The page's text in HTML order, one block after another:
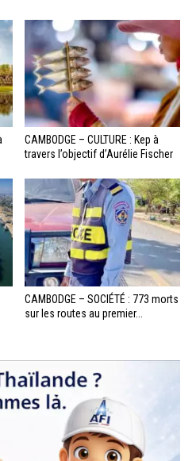
CAMBODGE – CULTURE : Kep à
travers l’objectif d’Aurélie Fischer
CAMBODGE – SOCIÉTÉ : 773 morts
sur les routes au premier...